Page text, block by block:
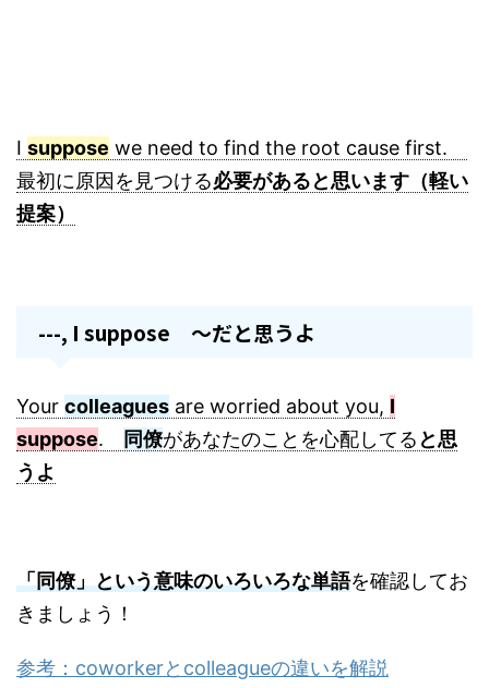
I suppose we need to find the root cause first.
最初に原因を見つける必要があると思います（軽い
提案）
---, I suppose ～だと思うよ
Your colleagues are worried about you, I
suppose. 同僚があなたのことを心配してる と思
うよ
「同僚」という意味のいろいろな単語を確認してお
きましょう！
参考：coworkerとcolleagueの違いを解説